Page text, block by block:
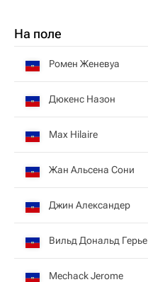
На поле
Ромен Женевуа
Дюкенс Назон
Max Hilaire
Жан Альсена Сони
Джин Александер
Вильд Дональд Герье
Mechack Jerome